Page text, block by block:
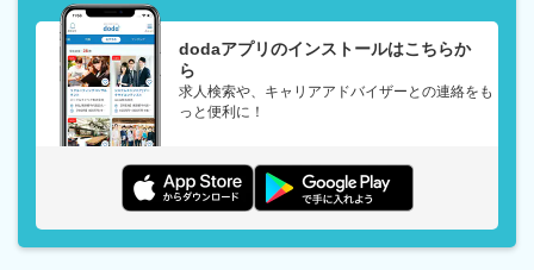
dodaアプリのインストールはこちらか
ら
求人検索や、キャリアアドバイザーとの連絡をも
っと便利に！